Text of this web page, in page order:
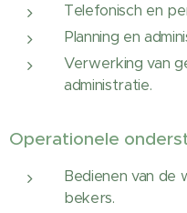
Telefonisch en
Planning en
Verwerking van
administratie.
Operationele
Bedienen van de
bekers.